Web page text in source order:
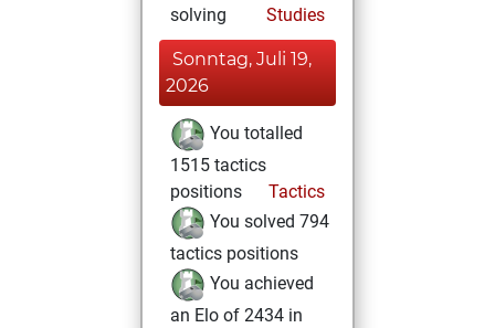
solving
Studies
Sonntag, Juli 19,
2026
You totalled
1515 tactics
positions
Tactics
You solved 794
tactics positions
You achieved
an Elo of 2434 in